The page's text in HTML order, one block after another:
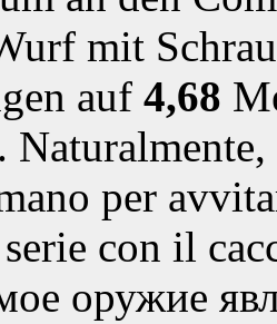
mit
auf 4,68
Naturalmente,
per
con il
оружие